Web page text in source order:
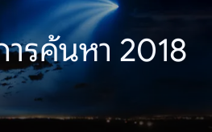
รค้นหา 2018